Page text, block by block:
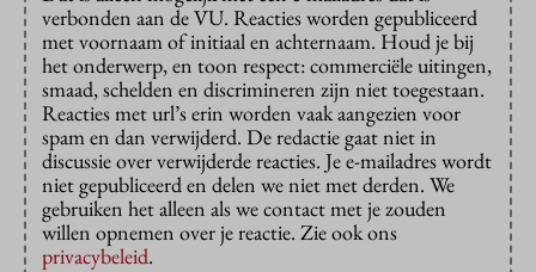
verbonden aan de VU. Reacties worden gepubliceerd
met voornaam of initiaal en achternaam. Houd je bij
het onderwerp, en toon respect: commerciële uitingen,
smaad, schelden en discrimineren zijn niet toegestaan.
Reacties met url’s erin worden vaak aangezien voor
spam en dan verwijderd. De redactie gaat niet in
discussie over verwijderde reacties. Je e-mailadres wordt
niet gepubliceerd en delen we niet met derden. We
gebruiken het alleen als we contact met je zouden
willen opnemen over je reactie. Zie ook ons
privacybeleid.